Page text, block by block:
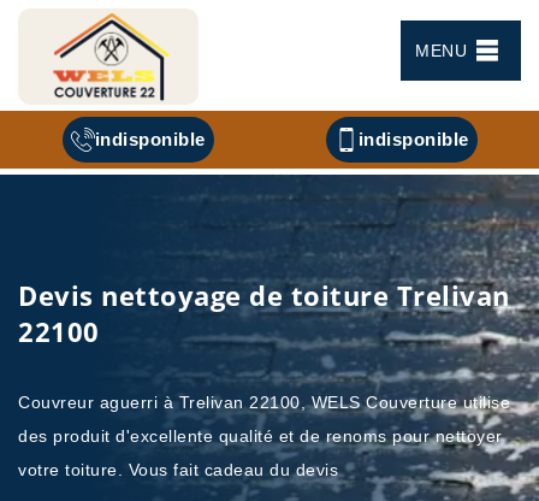
MENU
indisponible indisponible
Devis nettoyage de toiture Trelivan
22100
Couvreur aguerri à Trelivan 22100, WELS Couverture utilise
des produit d'excellente qualité et de renoms pour nettoyer
votre toiture. Vous fait cadeau du devis